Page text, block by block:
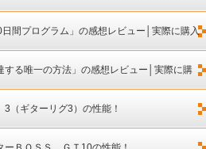
日間プログラム」の感想レビュー│実際に購入
する唯一の方法」の感想レビュー│実際に購
ギターリグ3）の性能！